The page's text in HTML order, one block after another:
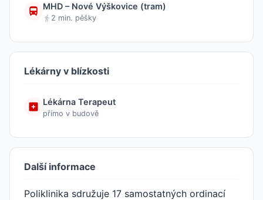
MHD – Nové Výškovice (tram)
2 min. pěšky
Lékárny v blízkosti
Lékárna Terapeut
přímo v budově
Další informace
Poliklinika sdružuje 17 samostatných ordinací